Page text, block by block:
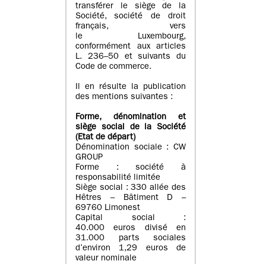
transférer le siège de la
Société, société de droit
français, vers
le Luxembourg,
conformément aux articles
L. 236–50 et suivants du
Code de commerce.
Il en résulte la publication
des mentions suivantes :
Forme, dénomination et
siège social de la Société
(Etatde départ)
Dénomination sociale : CW
GROUP
Forme : société à
responsabilité limitée
Siège social : 330 allée des
Hêtres – Bâtiment D –
69760 Limonest
Capital social :
40.000 euros divisé en
31.000 parts sociales
d’environ 1,29 euros de
valeur nominale